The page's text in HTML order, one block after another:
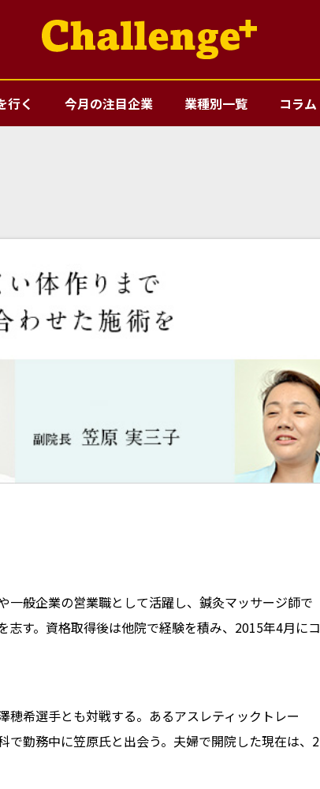
行く 今月の注目企業 業種別一覧 コラム
般企業の営業職として活躍し、鍼灸マッサージ師で
す。資格取得後は他院で経験を積み、2015年4月にコ
希選手とも対戦する。あるアスレティックトレー
勤務中に笠原氏と出会う。夫婦で開院した現在は、2